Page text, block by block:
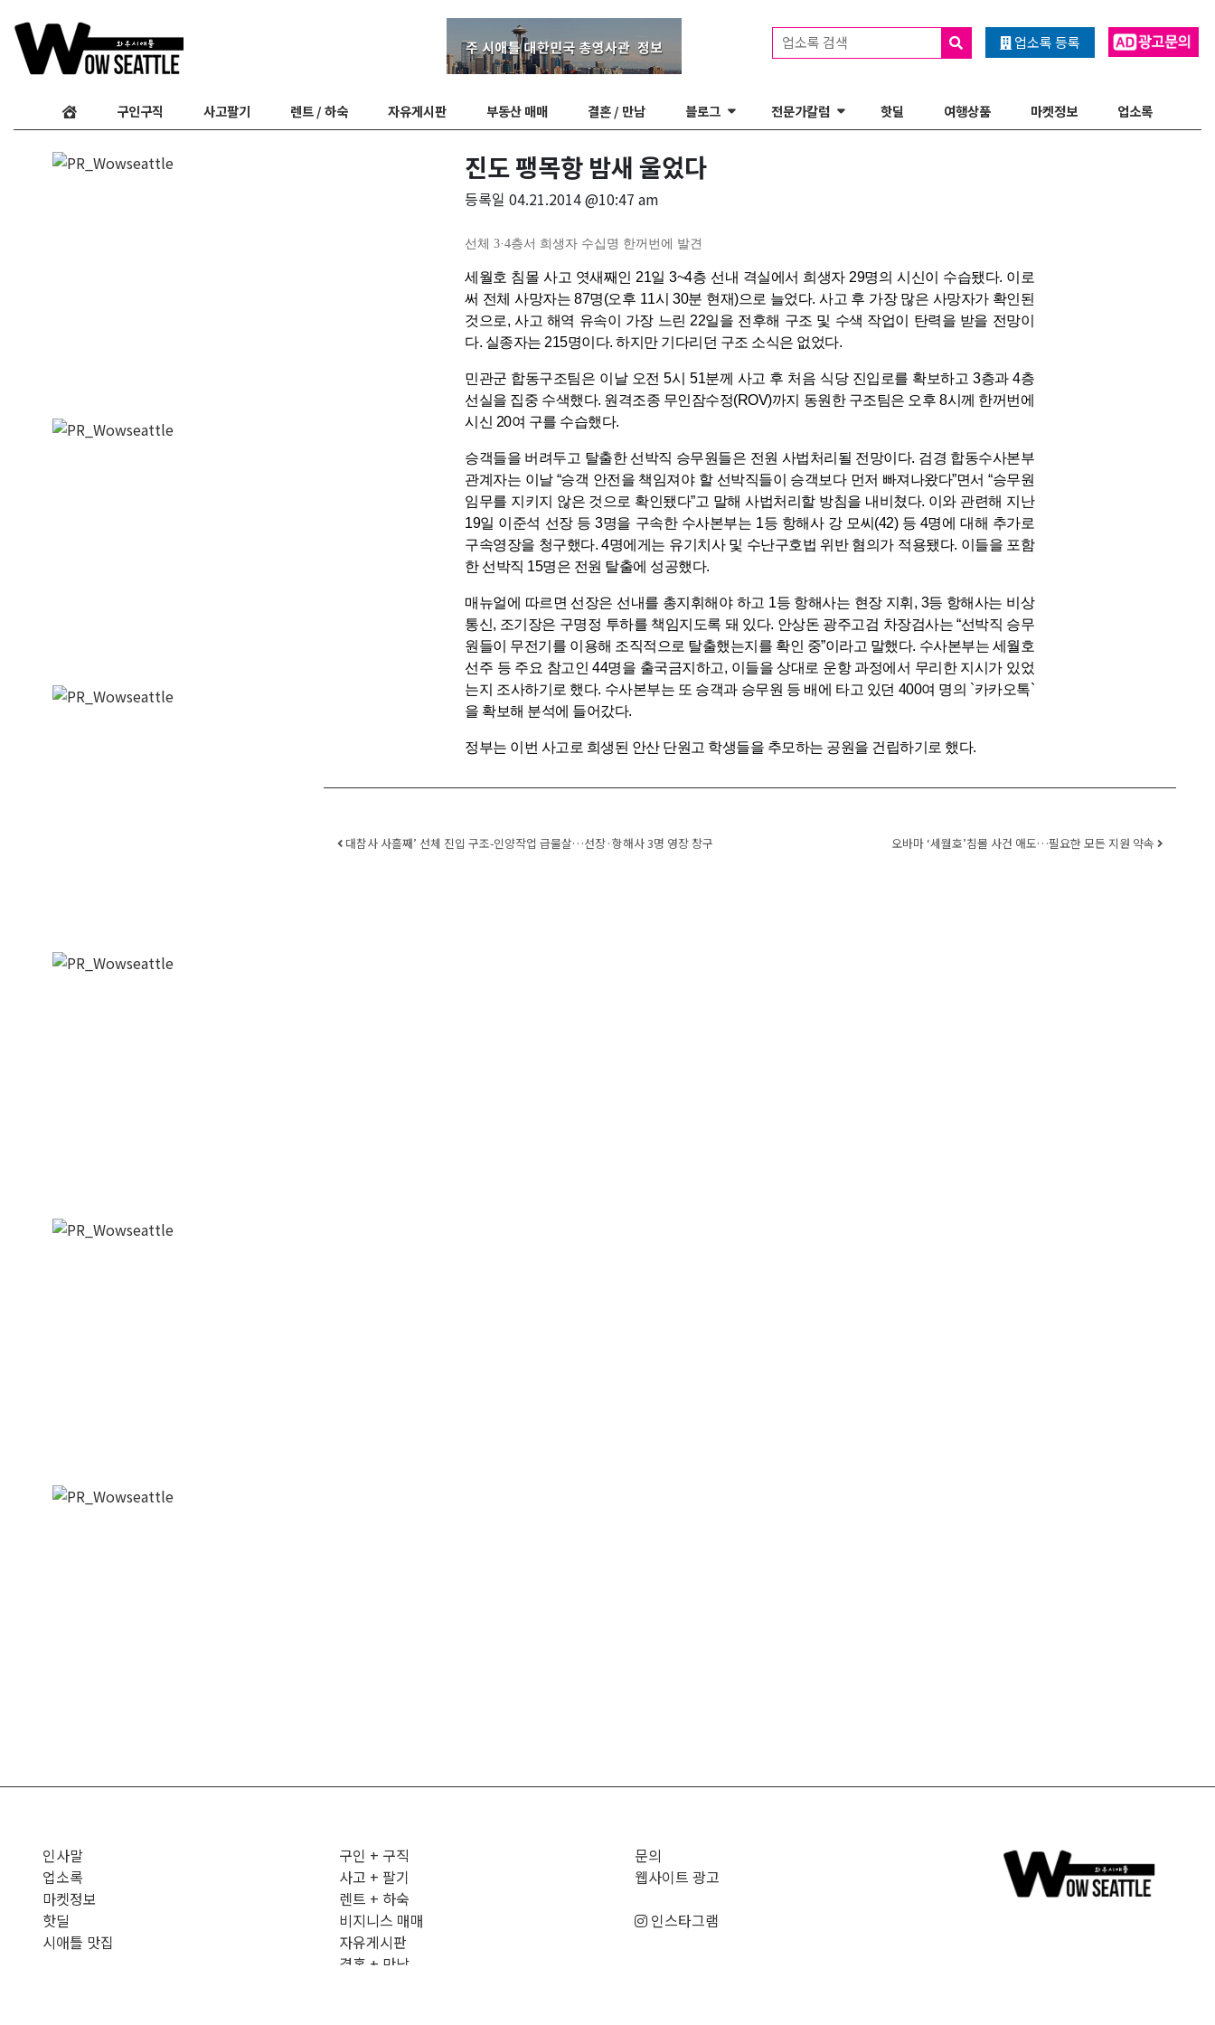
업소록 등록
업소록 검색
구인구직 사고팔기 렌트 / 하숙 자유게시판 부동산 매매 결혼 / 만남 블로그 전문가칼럼 핫딜 여행상품 마켓정보 업소록
진도 팽목항 밤새 울었다
등록일04.21.2014 @10:47 am
선체 3·4층서 희생자 수십명 한꺼번에 발견
세월호 침몰 사고 엿새째인 21일 3~4층 선내 격실에서 희생자 29명의 시신이 수습됐다. 이로
써 전체 사망자는 87명(오후 11시 30분 현재)으로 늘었다. 사고 후 가장 많은 사망자가 확인된
것으로, 사고 해역 유속이 가장 느린 22일을 전후해 구조 및 수색 작업이 탄력을 받을 전망이
다. 실종자는 215명이다. 하지만 기다리던 구조 소식은 없었다.
민관군 합동구조팀은 이날 오전 5시 51분께 사고 후 처음 식당 진입로를 확보하고 3층과 4층
선실을 집중 수색했다. 원격조종 무인잠수정(ROV)까지 동원한 구조팀은 오후 8시께 한꺼번에
시신 20여 구를 수습했다.
승객들을 버려두고 탈출한 선박직 승무원들은 전원 사법처리될 전망이다. 검경 합동수사본부
관계자는 이날 “승객 안전을 책임져야 할 선박직들이 승객보다 먼저 빠져나왔다”면서 “승무원
임무를 지키지 않은 것으로 확인됐다”고 말해 사법처리할 방침을 내비쳤다. 이와 관련해 지난
19일 이준석 선장 등 3명을 구속한 수사본부는 1등 항해사 강 모씨(42) 등 4명에 대해 추가로
구속영장을 청구했다. 4명에게는 유기치사 및 수난구호법 위반 혐의가 적용됐다. 이들을 포함
한 선박직 15명은 전원 탈출에 성공했다.
매뉴얼에 따르면 선장은 선내를 총지휘해야 하고 1등 항해사는 현장 지휘, 3등 항해사는 비상
통신, 조기장은 구명정 투하를 책임지도록 돼 있다. 안상돈 광주고검 차장검사는 “선박직 승무
원들이 무전기를 이용해 조직적으로 탈출했는지를 확인 중”이라고 말했다. 수사본부는 세월호
선주 등 주요 참고인 44명을 출국금지하고, 이들을 상대로 운항 과정에서 무리한 지시가 있었
는지 조사하기로 했다. 수사본부는 또 승객과 승무원 등 배에 타고 있던 400여 명의 `카카오톡`
을 확보해 분석에 들어갔다.
정부는 이번 사고로 희생된 안산 단원고 학생들을 추모하는 공원을 건립하기로 했다.
Post navigation
대참사 사흘째’ 선체 진입 구조-인양작업 급물살…선장·항해사 3명 영장 창구 오바마 ‘세월호’침몰 사건 애도…필요한 모든 지원 약속
인사말
업소록
마켓정보
핫딜
시애틀 맛집
구인 + 구직
사고 + 팔기
렌트 + 하숙
비지니스 매매
자유게시판
결혼 + 만남
문의
웹사이트 광고
인스타그램